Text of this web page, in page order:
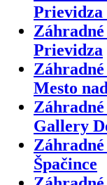
Prievidza
Prievidza
Mesto
Gallery
Špačince